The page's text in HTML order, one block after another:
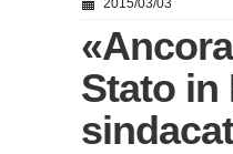
2015/03/03
Stato in